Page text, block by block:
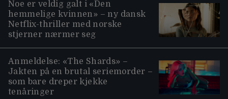
Noe er veldig galt i «Den
hemmelige kvinnen» – ny dansk
Netflix-thriller med norske
stjerner nærmer seg
Anmeldelse: «The Shards» –
Jakten på en brutal seriemorder –
som bare dreper kjekke
tenåringer